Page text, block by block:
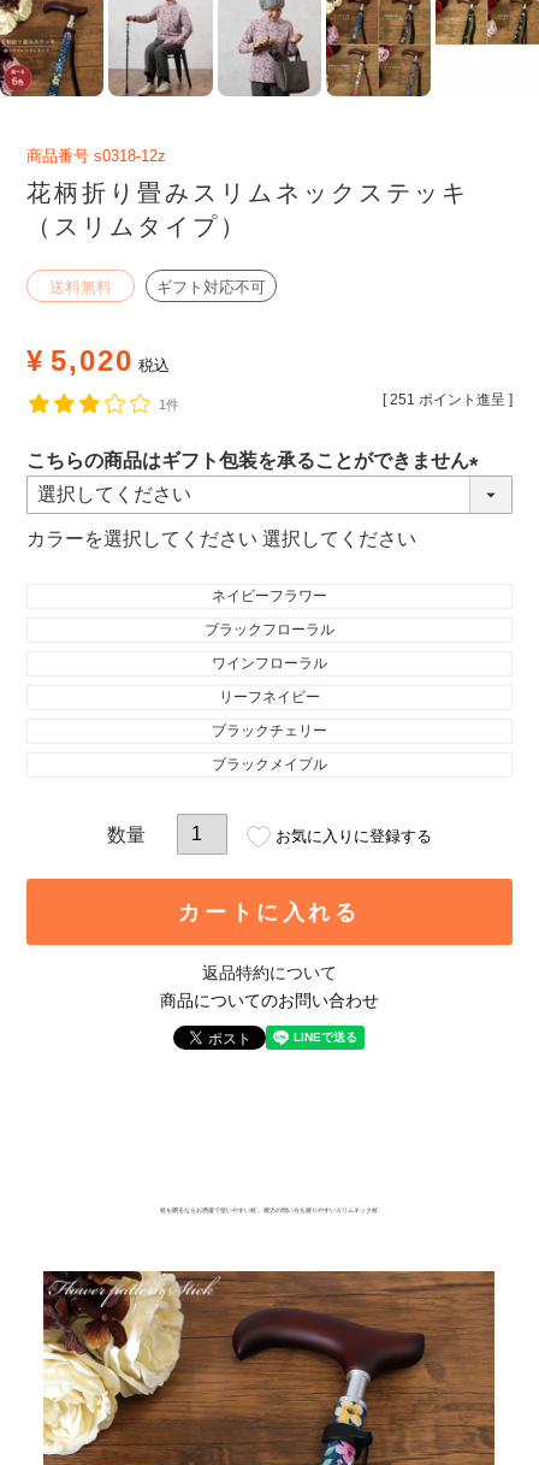
商品番号 s0318-12z
花柄折り畳みスリムネックステッキ
（スリムタイプ）
送料無料 ギフト対応不可
¥ 5,020 税込
[ 251 ポイント進呈 ]
1件
こちらの商品はギフト包装を承ることができません
(必
カラー 選択してください
ネイビーフラワー
ブラックフローラル
ワインフローラル
リーフネイビー
ブラックチェリー
ブラックメイプル
お気に入りに登録する
カートに入れる
返品特約について
商品についてのお問い合わせ
杖を贈るならお洒落で使いやすい杖 。握力の弱い方も握りやすいスリムネック杖